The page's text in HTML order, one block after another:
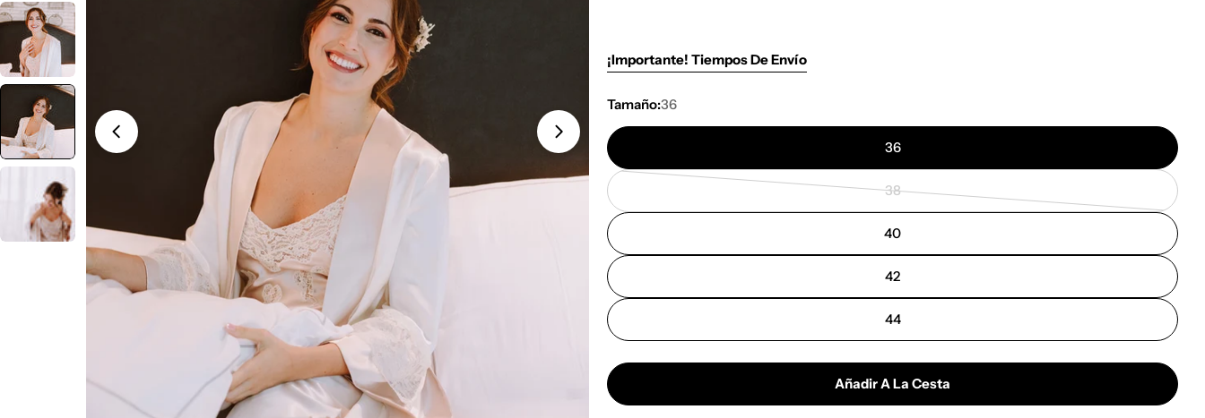
Abrir medios 4 en modal Abrir medios 0
¡Importante! Tiempos De Envío
Tamaño:36
36
38
Variante
o
disponible
40
42
44
Añadir A La Cesta